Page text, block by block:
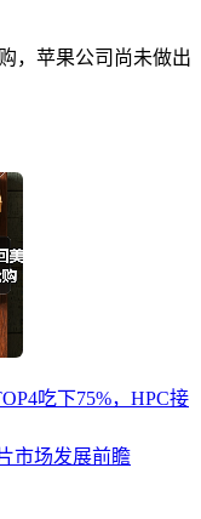
，苹果公司尚未做出
吃下75%，HPC接
市场发展前瞻